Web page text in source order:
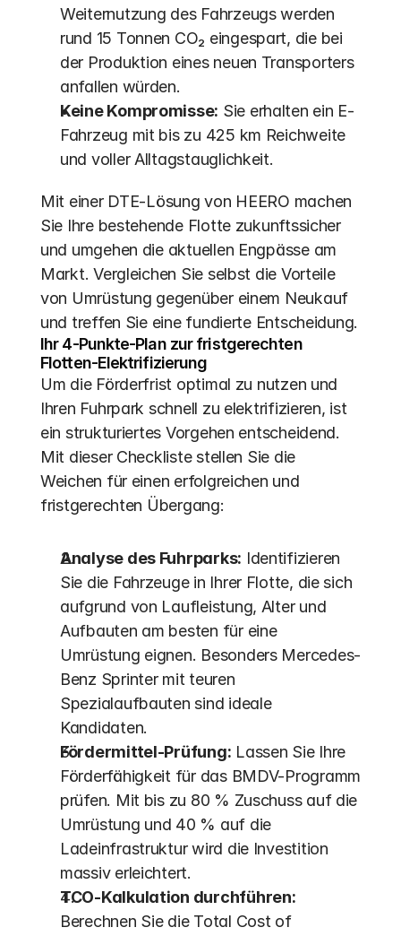
Weiternutzung des Fahrzeugs werden
rund 15 Tonnen CO₂ eingespart, die bei
der Produktion eines neuen Transporters
anfallen würden.
Keine Kompromisse: Sie erhalten ein E-
Fahrzeug mit bis zu 425 km Reichweite
und voller Alltagstauglichkeit.
Mit einer DTE-Lösung von HEERO machen
Sie Ihre bestehende Flotte zukunftssicher
und umgehen die aktuellen Engpässe am
Markt. Vergleichen Sie selbst die Vorteile
von Umrüstung gegenüber einem Neukauf
und treffen Sie eine fundierte Entscheidung.
Ihr 4-Punkte-Plan zur fristgerechten
Flotten-Elektrifizierung
Um die Förderfrist optimal zu nutzen und
Ihren Fuhrpark schnell zu elektrifizieren, ist
ein strukturiertes Vorgehen entscheidend.
Mit dieser Checkliste stellen Sie die
Weichen für einen erfolgreichen und
fristgerechten Übergang:
Analyse des Fuhrparks: Identifizieren
Sie die Fahrzeuge in Ihrer Flotte, die sich
aufgrund von Laufleistung, Alter und
Aufbauten am besten für eine
Umrüstung eignen. Besonders Mercedes-
Benz Sprinter mit teuren
Spezialaufbauten sind ideale
Kandidaten.
Fördermittel-Prüfung: Lassen Sie Ihre
Förderfähigkeit für das BMDV-Programm
prüfen. Mit bis zu 80 % Zuschuss auf die
Umrüstung und 40 % auf die
Ladeinfrastruktur wird die Investition
massiv erleichtert.
TCO-Kalkulation durchführen:
Berechnen Sie die Total Cost of